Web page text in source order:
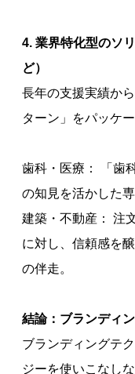
4. 業界特化型のソ
ど）
長年の支援実績か
ターン」をパッケ
歯科・医療： 「歯
の知見を活かした
建築・不動産： 注
に対し、信頼感を
の伴走。
結論：ブランディ
ブランディングテ
ジーを使いこなし